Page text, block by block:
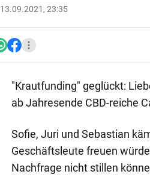
13.09.2021, 23:35
"Krautfunding" geglückt:
ab Jahresende CBD-reiche
Sofie, Juri und Sebastian
Geschäftsleute freuen
Nachfrage nicht stillen